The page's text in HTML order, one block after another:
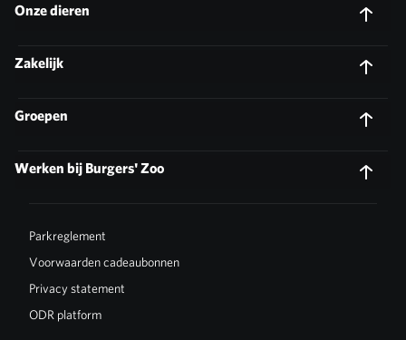
Onze dieren
Zakelijk
Groepen
Werken bij Burgers' Zoo
Parkreglement
Voorwaarden cadeaubonnen
Privacy statement
ODR platform